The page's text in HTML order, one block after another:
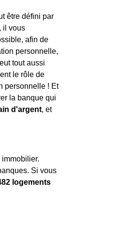
être défini par
il vous
afin de
personnelle,
tout aussi
le rôle de
personnelle ! Et
la banque qui
d'argent, et
Si vous
logements